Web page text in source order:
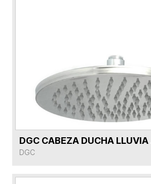
VER FICHA DEL PRODUCTO
DGC